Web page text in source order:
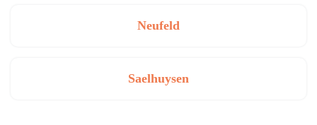
Neufeld
Saelhuysen